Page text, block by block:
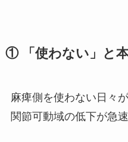
① 「使わない」と
麻痺側を使わない日々
関節可動域の低下が急